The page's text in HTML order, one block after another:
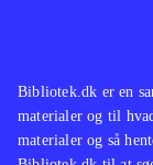
serien.
Bibliotek.dk er en
materialer og til
materialer og så